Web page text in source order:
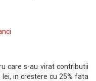
care s-au virat contributii
in crestere cu 25% fata